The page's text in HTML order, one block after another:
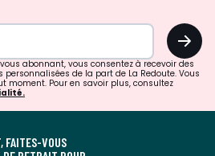
OK
vous abonnant, vous consentez à recevoir des
de la part de La Redoute. Vous
moment. Pour en savoir plus, consultez
FAITES-VOUS